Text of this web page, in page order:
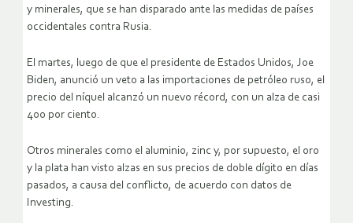
y minerales, que se han disparado ante las medidas de países
occidentales contra Rusia.
El martes, luego de que el presidente de Estados Unidos, Joe
Biden, anunció un veto a las importaciones de petróleo ruso, el
precio del níquel alcanzó un nuevo récord, con un alza de casi
400 por ciento.
Otros minerales como el aluminio, zinc y, por supuesto, el oro
y la plata han visto alzas en sus precios de doble dígito en días
pasados, a causa del conflicto, de acuerdo con datos de
Investing.